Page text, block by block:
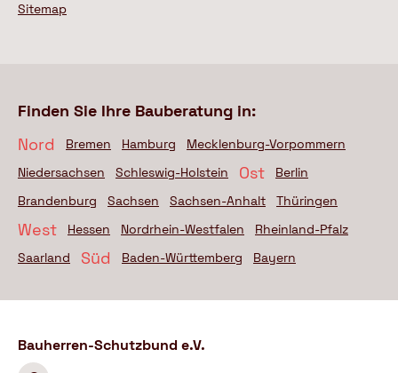
Sitemap
Finden Sie Ihre Bauberatung in:
Nord
Bremen Hamburg
Mecklenburg-Vorpommern
Niedersachsen
Schleswig-Holstein Ost
Berlin
Brandenburg
Sachsen Sachsen-Anhalt Thüringen
West Hessen Nordrhein-Westfalen
Rheinland-Pfalz
Saarland
Süd Baden-Württemberg Bayern
Bauherren-Schutzbund e.V.